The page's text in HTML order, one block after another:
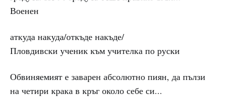
Военен
аткуда накуда/откъде накъде/
Пловдивски ученик към учителка по руски
Обвиняемият е заварен абсолютно пиян, да пълзи
на четири крака в кръг около себе си...